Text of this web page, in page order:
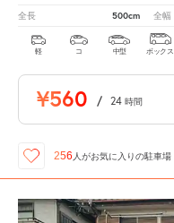
全長 500cm 全幅
軽 コ 中型 ボックス
¥560 / 24 時間
256 人がお気に入りの駐車場